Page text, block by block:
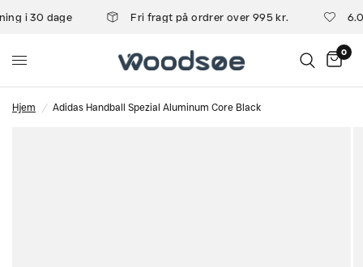
i 30 dage Fri fragt på ordrer over 995 kr.
0
Hjem / Adidas Handball Spezial Aluminum Core Black